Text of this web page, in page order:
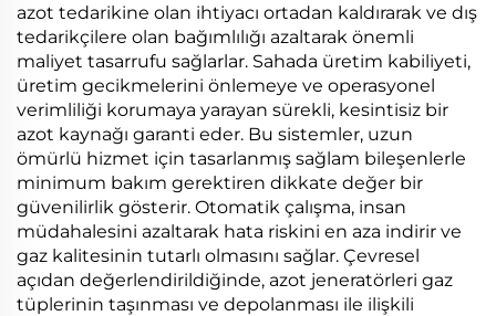
azot tedarikine olan ihtiyacı ortadan kaldırarak ve dış
tedarikçilere olan bağımlılığı azaltarak önemli
maliyet tasarrufu sağlarlar. Sahada üretim kabiliyeti,
üretim gecikmelerini önlemeye ve operasyonel
verimliliği korumaya yarayan sürekli, kesintisiz bir
azot kaynağı garanti eder. Bu sistemler, uzun
ömürlü hizmet için tasarlanmış sağlam bileşenlerle
minimum bakım gerektiren dikkate değer bir
güvenilirlik gösterir. Otomatik çalışma, insan
müdahalesini azaltarak hata riskini en aza indirir ve
gaz kalitesinin tutarlı olmasını sağlar. Çevresel
açıdan değerlendirildiğinde, azot jeneratörleri gaz
tüplerinin taşınması ve depolanması ile ilişkili